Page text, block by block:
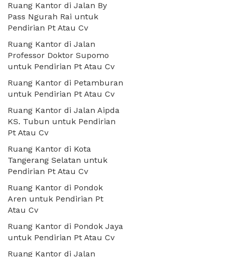
Ruang Kantor di Jalan By
Pass Ngurah Rai untuk
Pendirian Pt Atau Cv
Ruang Kantor di Jalan
Professor Doktor Supomo
untuk Pendirian Pt Atau Cv
Ruang Kantor di Petamburan
untuk Pendirian Pt Atau Cv
Ruang Kantor di Jalan Aipda
KS. Tubun untuk Pendirian
Pt Atau Cv
Ruang Kantor di Kota
Tangerang Selatan untuk
Pendirian Pt Atau Cv
Ruang Kantor di Pondok
Aren untuk Pendirian Pt
Atau Cv
Ruang Kantor di Pondok Jaya
untuk Pendirian Pt Atau Cv
Ruang Kantor di Jalan